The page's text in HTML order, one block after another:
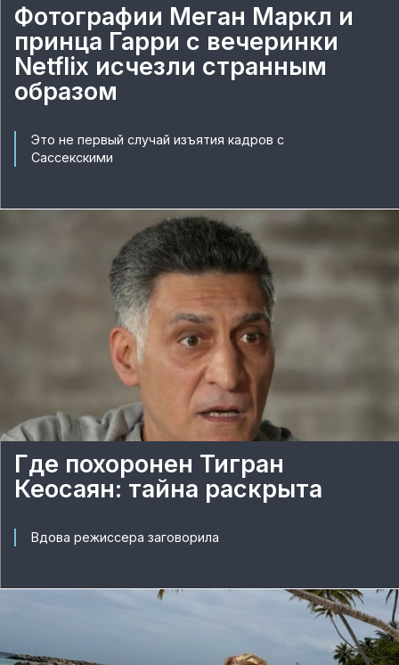
Фотографии Меган Маркл и
принца Гарри с вечеринки
Netflix исчезли странным
образом
Это не первый случай изъятия кадров с
Сассекскими
Где похоронен Тигран
Кеосаян: тайна раскрыта
Вдова режиссера заговорила